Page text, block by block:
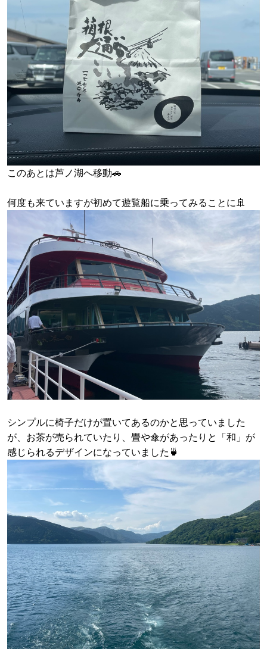
このあとは芦ノ湖へ移動🚗
何度も来ていますが初めて遊覧船に乗ってみることに🚢
シンプルに椅子だけが置いてあるのかと思っていました
が、お茶が売られていたり、畳や傘があったりと「和」が
感じられるデザインになっていました🍵